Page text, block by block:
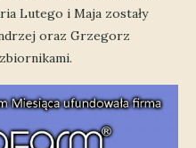
Lutego i Maja zostały
oraz Grzegorz